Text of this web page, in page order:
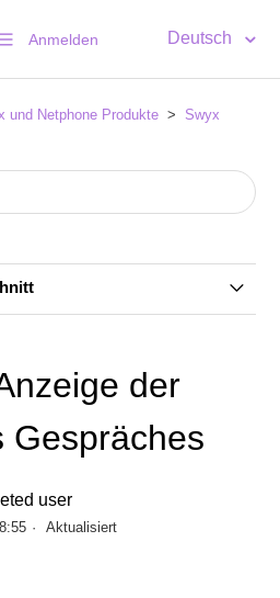
Anmelden Deutsch
und Netphone Produkte
Swyx
kann SwyxIt! keine
per Remote Connector
X
der
Gespräches
user
Aktualisiert